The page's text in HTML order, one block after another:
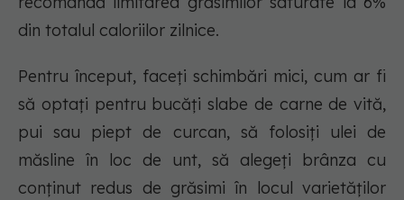
din totalul caloriilor zilnice.
Pentru început, faceți schimbări mici, cum ar fi
să optați pentru bucăți slabe de carne de vită,
pui sau piept de curcan, să folosiți ulei de
măsline în loc de unt, să alegeți brânza cu
conținut redus de grăsimi în locul varietăților